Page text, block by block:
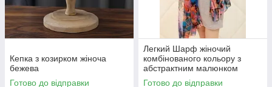
Кепка з козирком жіноча
бежева
Готово до відправки
Легкий Шарф жіночий
комбінованого кольору з
абстрактним малюнком
Готово до відправки